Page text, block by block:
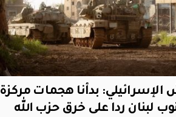
الإسرائيلي: بدأنا هجمات مركزة
لبنان ردا على خرق حزب الله